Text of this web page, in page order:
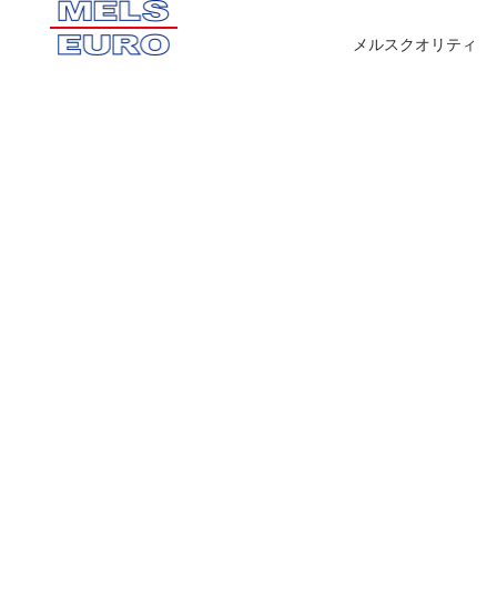
メルスクオリティ